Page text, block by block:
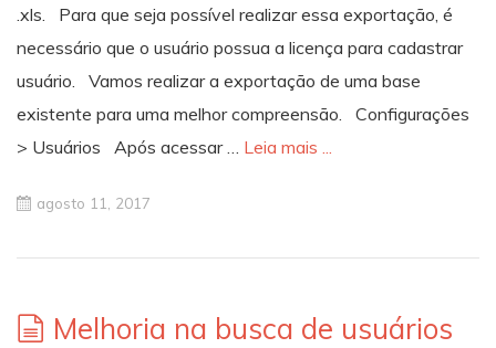
.xls. Para que seja possível realizar essa exportação, é
necessário que o usuário possua a licença para cadastrar
usuário. Vamos realizar a exportação de uma base
existente para uma melhor compreensão. Configurações
> Usuários Após acessar … Leia mais ...
agosto 11, 2017
Melhoria na busca de usuários